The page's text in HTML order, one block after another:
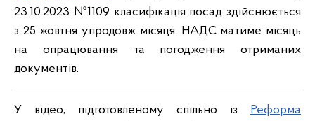
23.10.2023 №1109 класифікація посад здійснюється
з 25 жовтня упродовж місяця. НАДС матиме місяць
на опрацювання та погодження отриманих
документів.
У відео, підготовленому спільно із
Реформа